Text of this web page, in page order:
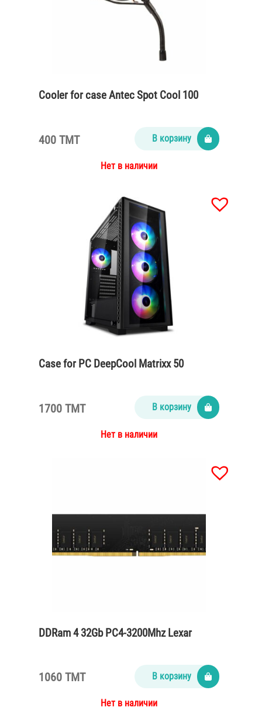
Cooler for case Antec Spot Cool 100
400 TMT В корзину
Нет в наличии
Case for PC DeepCool Matrixx 50
1700 TMT В корзину
Нет в наличии
DDRam 4 32Gb PC4-3200Mhz Lexar
1060 TMT В корзину
Нет в наличии